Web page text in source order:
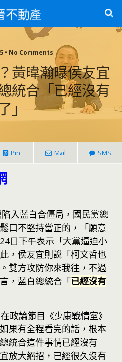
不動產
• No Comments
黃暐瀚曝侯友宜
統合「已經沒有
」
Pin Mail SMS
入藍白合僵局，國民黨總
口不堅持當正的，「願意
日下午表示「大黨逼迫小
，侯友宜則說「柯文哲也
雙方攻防你來我往，不過
，藍白總統合「已經沒有
政論節目《少康戰情室》
果有全程看完的話，根本
統合這件事情已經沒有
放大絕招，已經很久沒有